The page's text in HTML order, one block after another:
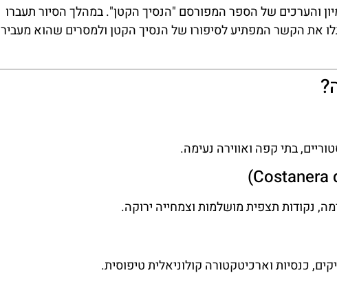
והערכים של הספר המפורסם "הנסיך הקטן". במהלך הסיור תעברו
את הקשר המפתיע לסיפורו של הנסיך הקטן ולמסרים שהוא מעביר
בתי קפה ואווירה נעימה.
נקודות תצפית מושלמות וצמחייה ירוקה.
כנסיות וארכיטקטורה קולוניאלית טיפוסית.